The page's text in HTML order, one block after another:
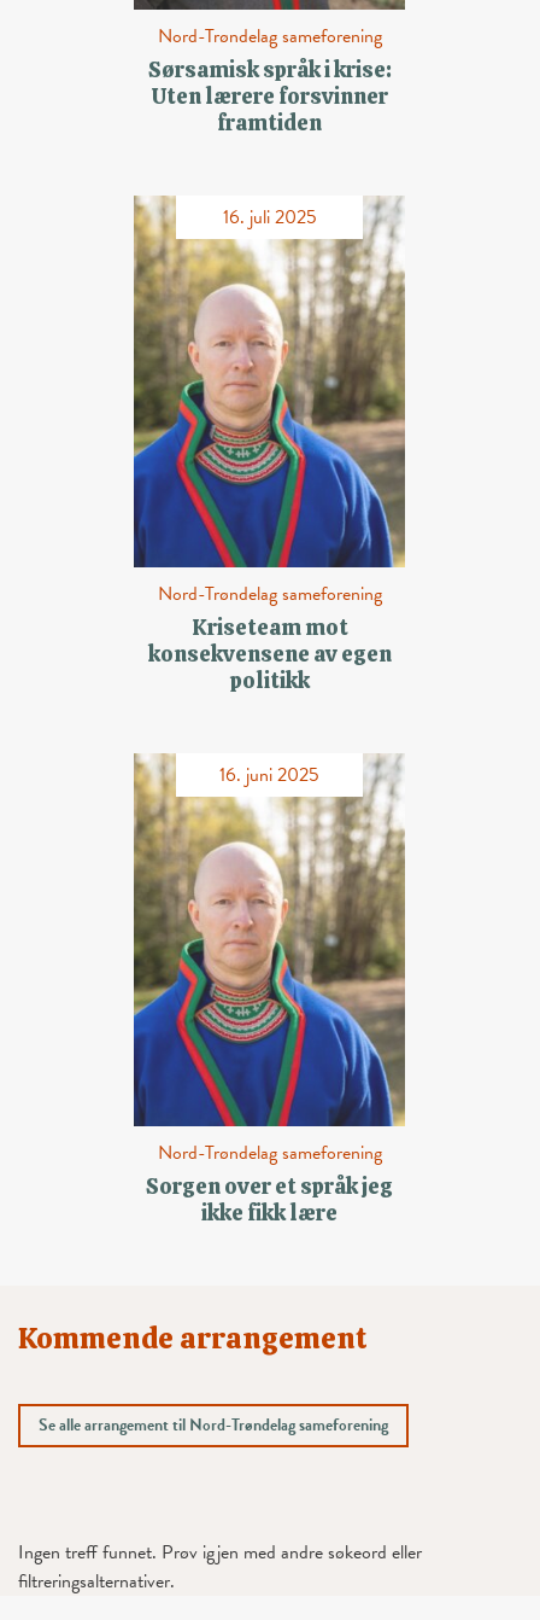
Nord-Trøndelag sameforening
Sørsamisk språk i krise:
Uten lærere forsvinner
framtiden
16. juli 2025
Nord-Trøndelag sameforening
Kriseteam mot
konsekvensene av egen
politikk
16. juni 2025
Nord-Trøndelag sameforening
Sorgen over et språk jeg
ikke fikk lære
Kommende arrangement
Se alle arrangement til Nord-Trøndelag sameforening
Ingen treff funnet. Prøv igjen med andre søkeord eller
filtreringsalternativer.